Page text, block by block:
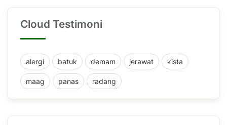
Cloud Testimoni
alergi batuk demam jerawat kista
maag panas radang